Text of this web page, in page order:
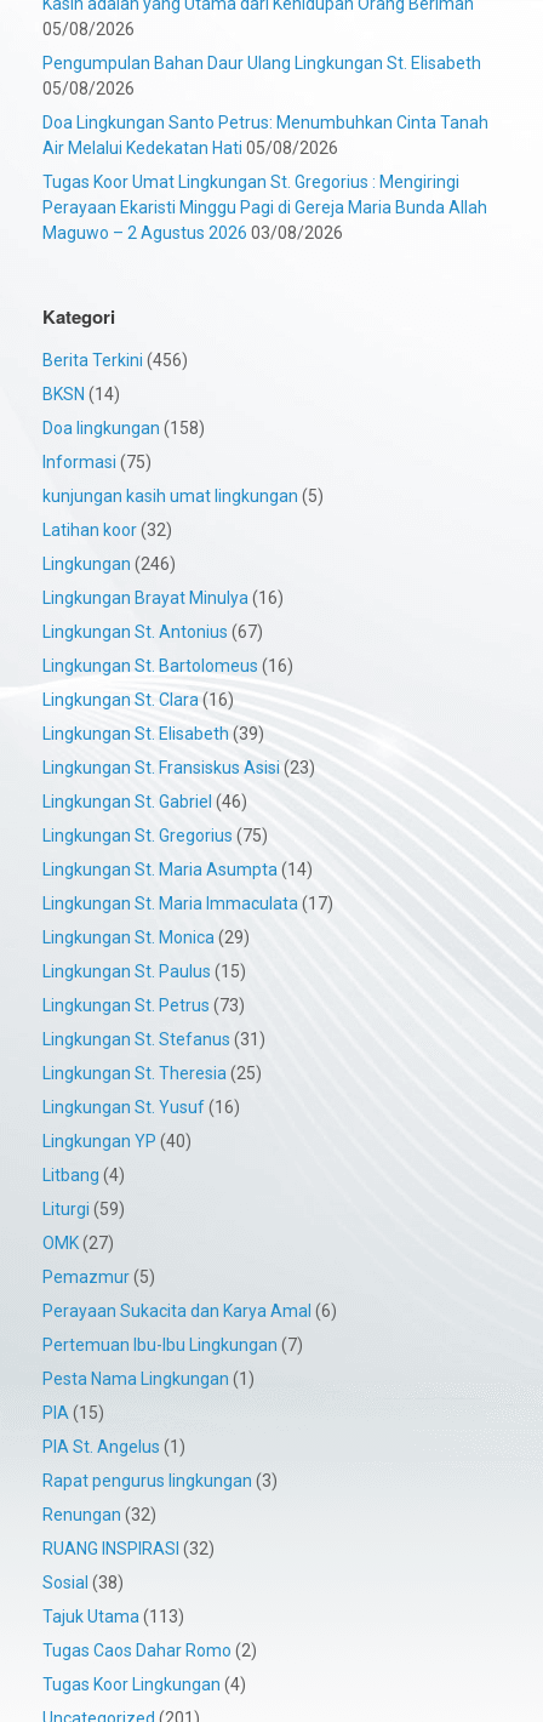
05/08/2026
Pengumpulan Bahan Daur Ulang Lingkungan St. Elisabeth
05/08/2026
Doa Lingkungan Santo Petrus: Menumbuhkan Cinta Tanah
Air Melalui Kedekatan Hati 05/08/2026
Tugas Koor Umat Lingkungan St. Gregorius : Mengiringi
Perayaan Ekaristi Minggu Pagi di Gereja Maria Bunda Allah
Maguwo – 2 Agustus 2026 03/08/2026
Kategori
Berita Terkini (456)
BKSN (14)
Doa lingkungan (158)
Informasi (75)
kunjungan kasih umat lingkungan (5)
Latihan koor(32)
Lingkungan (246)
Lingkungan Brayat Minulya (16)
Lingkungan St. Antonius (67)
Lingkungan St. Bartolomeus (16)
Lingkungan St. Clara(16)
Lingkungan St. Elisabeth(39)
Lingkungan St. Fransiskus Asisi (23)
Lingkungan St. Gabriel (46)
Lingkungan St. Gregorius (75)
Lingkungan St. Maria Asumpta (14)
Lingkungan St. Maria Immaculata (17)
Lingkungan St. Monica (29)
Lingkungan St. Paulus (15)
Lingkungan St. Petrus (73)
Lingkungan St. Stefanus (31)
Lingkungan St. Theresia (25)
Lingkungan St. Yusuf(16)
Lingkungan YP (40)
Litbang (4)
Liturgi (59)
OMK(27)
Pemazmur(5)
Perayaan Sukacita dan Karya Amal (6)
Pertemuan Ibu-Ibu Lingkungan (7)
Pesta Nama Lingkungan (1)
PIA (15)
PIA St. Angelus (1)
Rapat pengurus lingkungan (3)
Renungan (32)
RUANG INSPIRASI (32)
Sosial (38)
Tajuk Utama (113)
Tugas Caos Dahar Romo (2)
Tugas Koor Lingkungan (4)